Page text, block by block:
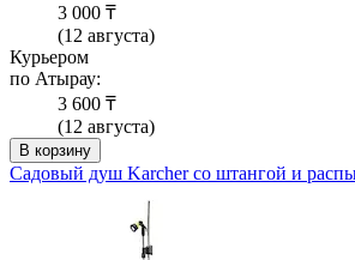
3 000 ₸
(12 августа)
Курьером
по Атырау:
3 600 ₸
(12 августа)
В корзину
Садовый душ Karcher со штангой и